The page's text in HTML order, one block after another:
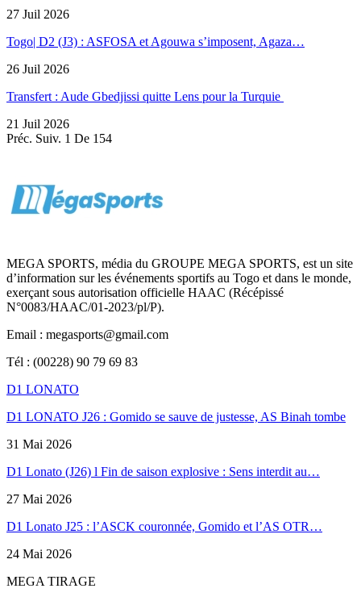
27 Juil 2026
Togo| D2 (J3) : ASFOSA et Agouwa s’imposent, Agaza…
26 Juil 2026
Transfert : Aude Gbedjissi quitte Lens pour la Turquie
21 Juil 2026
Préc. Suiv. 1 De 154
MEGA SPORTS, média du GROUPE MEGA SPORTS, est un site
d’information sur les événements sportifs au Togo et dans le monde,
exerçant sous autorisation officielle HAAC (Récépissé
N°0083/HAAC/01-2023/pl/P).
Email : megasports@gmail.com
Tél : (00228) 90 79 69 83
D1 LONATO
D1 LONATO J26 : Gomido se sauve de justesse, AS Binah tombe
31 Mai 2026
D1 Lonato (J26) l Fin de saison explosive : Sens interdit au…
27 Mai 2026
D1 Lonato J25 : l’ASCK couronnée, Gomido et l’AS OTR…
24 Mai 2026
MEGA TIRAGE